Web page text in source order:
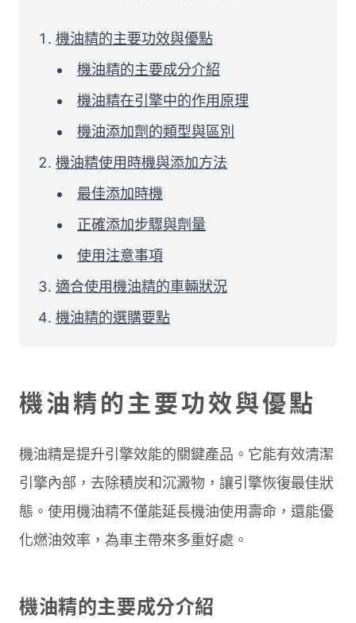
機油精的主要功效與優點
機油精的主要成分介紹
機油精在引擎中的作用原理
機油添加劑的類型與區別
機油精使用時機與添加方法
最佳添加時機
正確添加步驟與劑量
使用注意事項
適合使用機油精的車輛狀況
機油精的選購要點
機油精的主要功效與優點
機油精是提升引擎效能的關鍵產品。它能有效清潔
引擎內部，去除積炭和沉澱物，讓引擎恢復最佳狀
態。使用機油精不僅能延長機油使用壽命，還能優
化燃油效率，為車主帶來多重好處。
機油精的主要成分介紹